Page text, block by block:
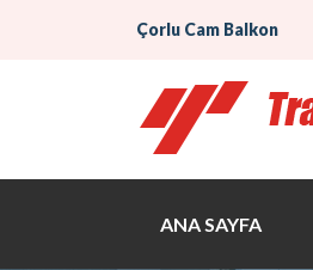
Çorlu Cam Balkon
ANA SAYFA